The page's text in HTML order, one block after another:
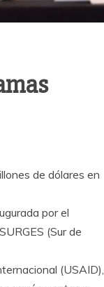
de dólares en
por el
(Sur de
(USAID),